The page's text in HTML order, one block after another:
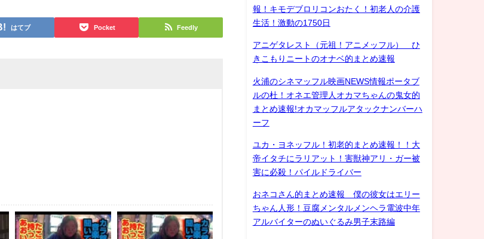
はてブ Pocket Feedly
報！キモデブロリコンおたく！初老人の介護
生活！激動の1750日
アニゲタレスト（元祖！アニメッフル） ひ
きこもりニートのオナベ的まとめ速報
火浦のシネマッフル映画NEWS情報ポータブ
ルの杜！オネエ管理人オカマちゃんの鬼女的
まとめ速報!オカマッフルアタックナンバーハ
ーフ
ユカ・ヨネッフル！初老的まとめ速報！！大
帝イタチにラリアット！害獣神アリ・ガー被
害に必殺！パイルドライバー
おネコさん的まとめ速報 僕の彼女はエリー
ちゃん人形！豆腐メンタルメンヘラ電波中年
アルバイターのぬいぐるみ男子末路編